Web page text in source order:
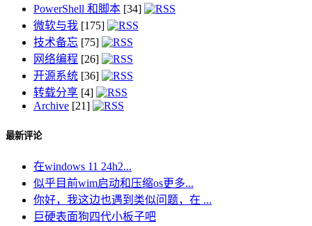
PowerShell 和脚本 [34]
微软与我 [175]
技术备忘 [75]
网络编程 [26]
开源系统 [36]
转载分享 [4]
Archive [21]
最新评论
在windows 11 24h2...
似乎目前wim启动和压缩os更多...
你好，我这边也遇到类似问题，在 ...
巨硬表面狗四代小板子吧